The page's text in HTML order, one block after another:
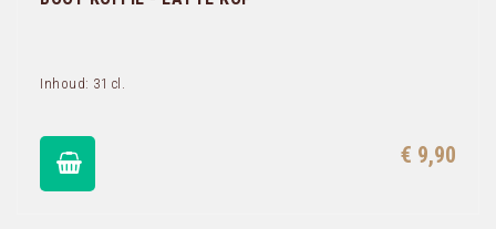
Inhoud: 31 cl.
€ 9,90